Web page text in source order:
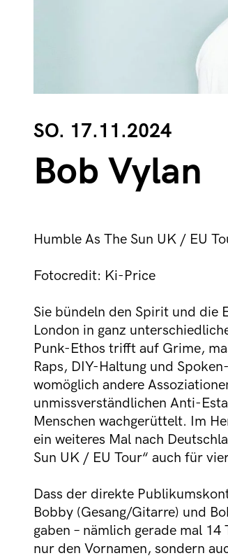
SO. 17.11.2024
Bob Vylan
Humble As The Sun UK / EU
Fotocredit: Ki-Price
Sie bündeln den Spirit und die
London in ganz
Punk-Ethos trifft auf Grime,
Raps, DIY-Haltung und
womöglich andere
unmissverständlichen Anti-
Menschen wachgerüttelt. Im
ein weiteres Mal nach
Sun UK / EU Tour“ auch für
Dass der direkte
Bobby (Gesang/Gitarre) und
gaben – nämlich gerade mal
nur den Vornamen, sondern